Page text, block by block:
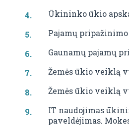
Ūkininko ūkio
Pajamų
Gaunamų pajamų
Žemės ūkio veiklą
Žemės ūkio veiklą
IT naudojimas
paveldėjimas.